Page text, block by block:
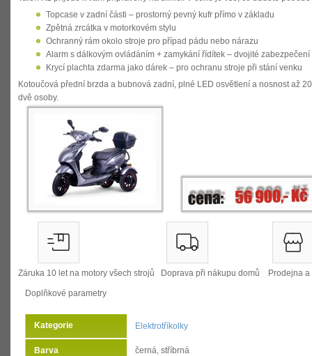
Topcase v zadní části – prostorný pevný kufr přímo v základu
Zpětná zrcátka v motorkovém stylu
Ochranný rám okolo stroje pro případ pádu nebo nárazu
Alarm s dálkovým ovládáním + zamykání řídítek – dvojité
Krycí plachta zdarma jako dárek – pro ochranu stroje při stání venku
Kotoučová přední brzda a bubnová zadní, plné LED osvětlení a nosnost až
dvě osoby.
Záruka 10 let na motory všech strojů Doprava při nákupu domů Prodejna
Doplňkové parametry
Kategorie Elektrotříkolky
Barva černá, stříbrná